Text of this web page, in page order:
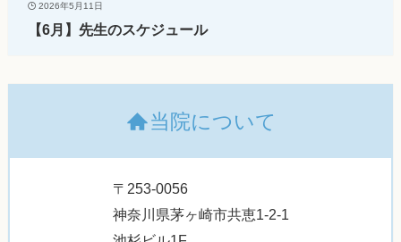
2026年5月11日
【6月】先生のスケジュール
当院について
〒253-0056
神奈川県茅ヶ崎市共恵1-2-1